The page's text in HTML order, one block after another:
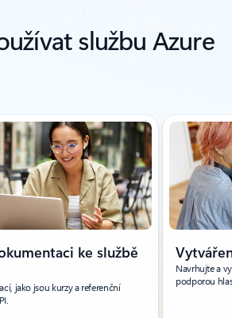
službu Azure
8.
ke službě
jako jsou kurzy a referenční
Navrhujte a
podporou